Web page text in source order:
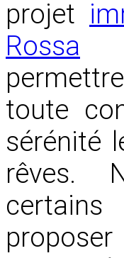
projet
Rossa
toute
sérénité
rêves.